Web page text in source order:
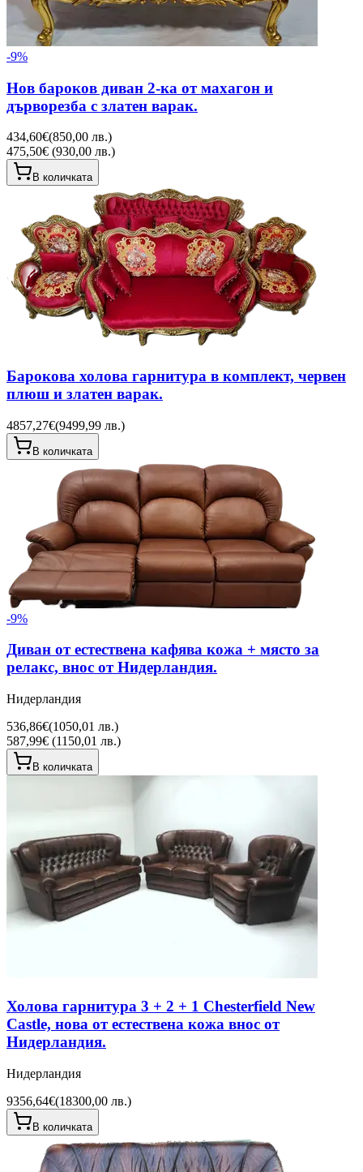
-9%
Нов бароков диван 2-ка от махагон и
дърворезба с златен варак.
434,60€(850,00 лв.)
475,50€ (930,00 лв.)
В количката
Барокова холова гарнитура в комплект, червен
плюш и златен варак.
4857,27€(9499,99 лв.)
В количката
-9%
Диван от естествена кафява кожа + място за
релакс, внос от Нидерландия.
Нидерландия
536,86€(1050,01 лв.)
587,99€ (1150,01 лв.)
В количката
Холова гарнитура 3 + 2 + 1 Chesterfield New
Castle, нова от естествена кожа внос от
Нидерландия.
Нидерландия
9356,64€(18300,00 лв.)
В количката